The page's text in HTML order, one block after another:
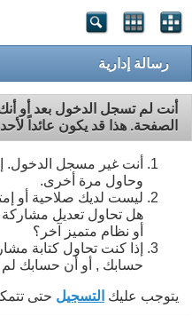
رسالة إدارية
أنت لم تسجل الدخول بعد أو
الصفحة. هذا قد يكون عائداً
أنت غير مسجل الدخول.
وحاول مرة أخرى.
ليست لديك صلاحية أو
هل تحاول تعديل
أو نظام متميز آخر؟
إذا كنت تحاول كتابة
حسابك , أو أن حسابك لم
يتوجب عليك التسجيل حتى